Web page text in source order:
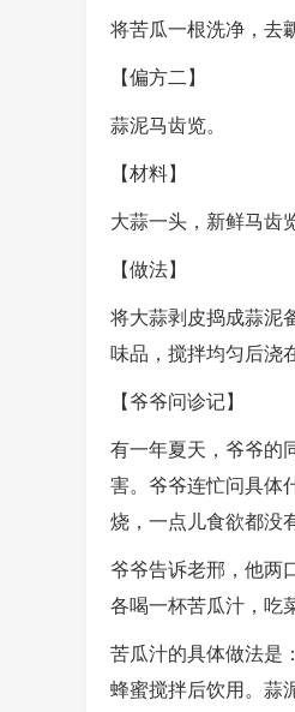
将苦瓜一根洗净，去
【偏方二】
蒜泥马齿览。
【材料】
大蒜一头，新鲜马齿
【做法】
将大蒜剥皮捣成蒜泥
味品，搅拌均匀后浇
【爷爷问诊记】
有一年夏天，爷爷的
害。爷爷连忙问具体
烧，一点儿食欲都没
爷爷告诉老邢，他两
各喝一杯苦瓜汁，吃
苦瓜汁的具体做法是
蜂蜜搅拌后饮用。蒜